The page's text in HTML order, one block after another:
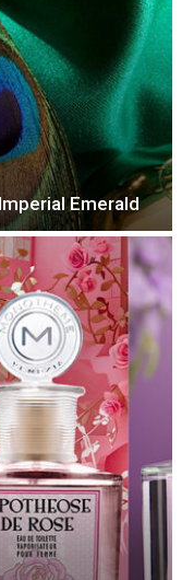
Emerald